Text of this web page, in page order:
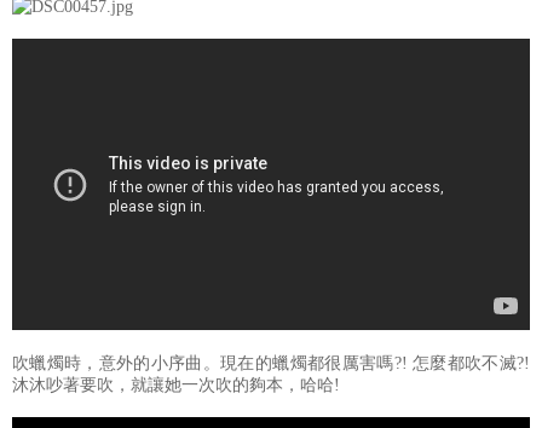
吹蠟燭時，意外的小序曲。現在的蠟燭都很厲害嗎?! 怎麼都吹不滅?!
沐沐吵著要吹，就讓她一次吹的夠本，哈哈!